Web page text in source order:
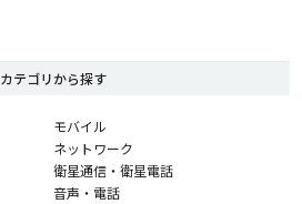
カテゴリから探す
モバイル
ネットワーク
衛星通信・衛星電話
音声・電話